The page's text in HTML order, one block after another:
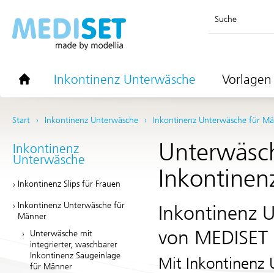
Suche
Inkontinenz Unterwäsche
Start Inkontinenz Unterwäsche Inkontinenz Unterwäsche für
Inkontinenz
Unterwäsche
Inkontinenz Slips für Frauen
Inkontinenz Unterwäsche für
Männer
Unterwäsche mit
integrierter, waschbarer
Inkontinenz Saugeinlage
für Männer
Inkontinenz
von
Mit Inkontinenz